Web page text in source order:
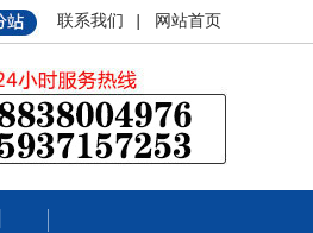
联系我们 | 网站首页